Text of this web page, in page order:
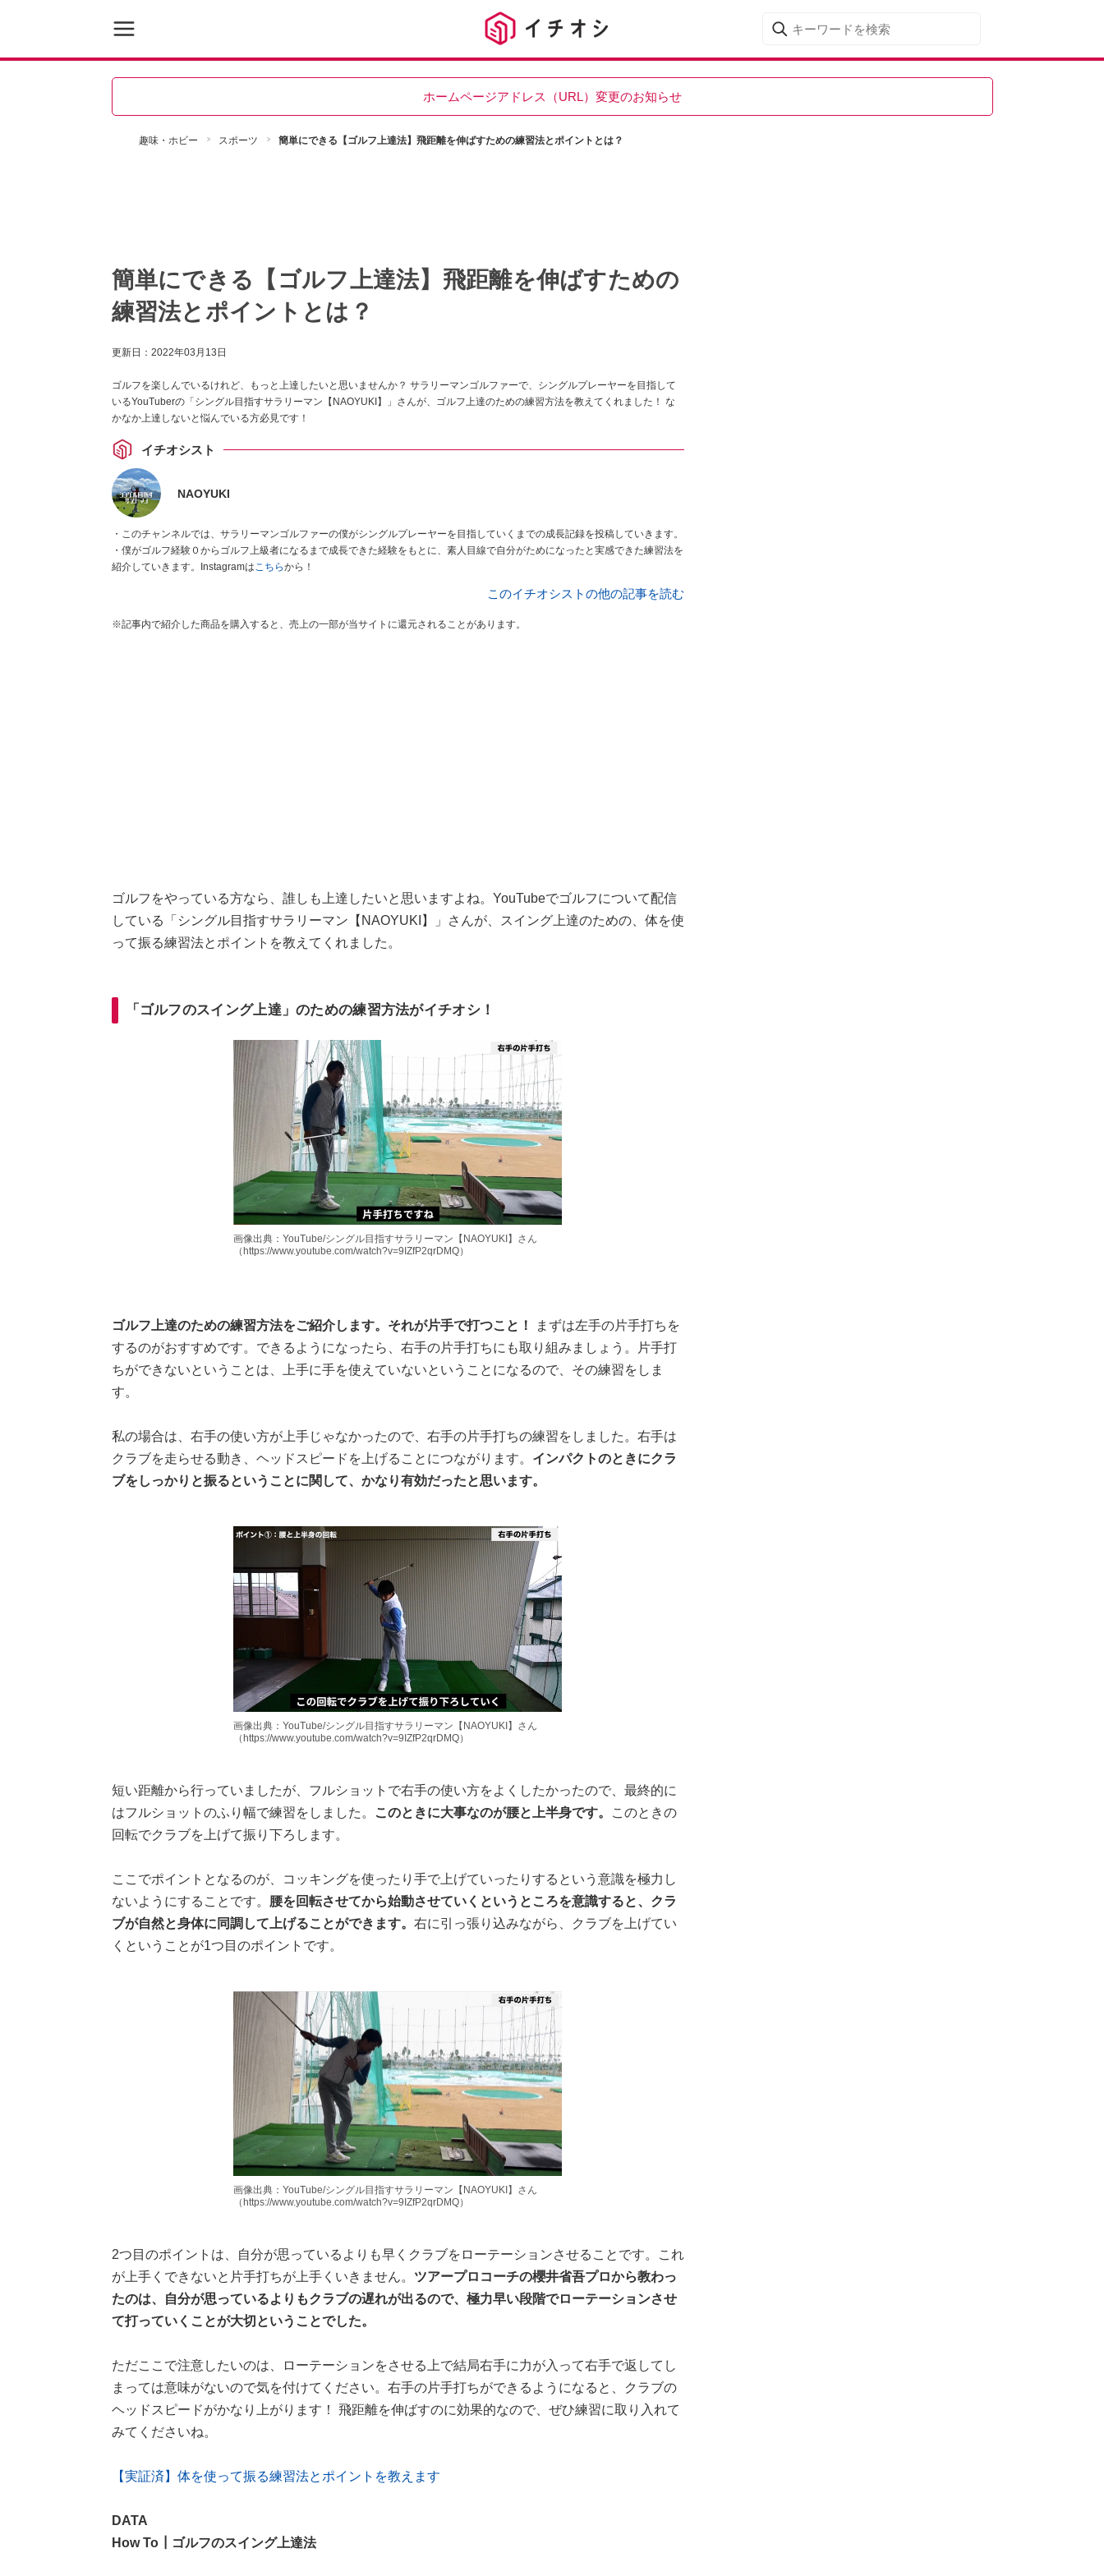
ホームページアドレス（URL）変更のお知らせ
趣味・ホビー スポーツ 簡単にできる【ゴルフ上達法】飛距離を伸ばすための練習法とポイントとは？
簡単にできる【ゴルフ上達法】飛距離を伸ばすための
練習法とポイントとは？
更新日： 2022年03月13日
ゴルフを楽しんでいるけれど、もっと上達したいと思いませんか？ サラリーマンゴルファーで、シングルプレーヤーを目指して
いるYouTuberの「シングル目指すサラリーマン【NAOYUKI】」さんが、ゴルフ上達のための練習方法を教えてくれました！ な
かなか上達しないと悩んでいる方必見です！
イチオシスト
NAOYUKI
・このチャンネルでは、サラリーマンゴルファーの僕がシングルプレーヤーを目指していくまでの成長記録を投稿していきます。
・僕がゴルフ経験０からゴルフ上級者になるまで成長できた経験をもとに、素人目線で自分がためになったと実感できた練習法を
紹介していきます。Instagramはこちらから！
このイチオシストの他の記事を読む
※記事内で紹介した商品を購入すると、売上の一部が当サイトに還元されることがあります。
ゴルフをやっている方なら、誰しも上達したいと思いますよね。YouTubeでゴルフについて配信
している「シングル目指すサラリーマン【NAOYUKI】」さんが、スイング上達のための、体を使
って振る練習法とポイントを教えてくれました。
「ゴルフのスイング上達」のための練習方法がイチオシ！
画像出典：YouTube/シングル目指すサラリーマン【NAOYUKI】さん
（https://www.youtube.com/watch?v=9IZfP2qrDMQ）
ゴルフ上達のための練習方法をご紹介します。それが片手で打つこと！
まずは左手の片手打ちを
するのがおすすめです。できるようになったら、右手の片手打ちにも取り組みましょう。片手打
ちができないということは、上手に手を使えていないということになるので、その練習をしま
す。
私の場合は、右手の使い方が上手じゃなかったので、右手の片手打ちの練習をしました。右手は
クラブを走らせる動き、ヘッドスピードを上げることにつながります。 インパクトのときにクラ
ブをしっかりと振るということに関して、かなり有効だったと思います。
画像出典：YouTube/シングル目指すサラリーマン【NAOYUKI】さん
（https://www.youtube.com/watch?v=9IZfP2qrDMQ）
短い距離から行っていましたが、フルショットで右手の使い方をよくしたかったので、最終的に
はフルショットのふり幅で練習をしました。
このときに大事なのが腰と上半身です。
このときの
回転でクラブを上げて振り下ろします。
ここでポイントとなるのが、コッキングを使ったり手で上げていったりするという意識を極力し
ないようにすることです。 腰を回転させてから始動させていくというところを意識すると、クラ
ブが自然と身体に同調して上げることができます。 右に引っ張り込みながら、クラブを上げてい
くということが1つ目のポイントです。
画像出典：YouTube/シングル目指すサラリーマン【NAOYUKI】さん
（https://www.youtube.com/watch?v=9IZfP2qrDMQ）
2つ目のポイントは、自分が思っているよりも早くクラブをローテーションさせることです。これ
が上手くできないと片手打ちが上手くいきません。 ツアープロコーチの櫻井省吾プロから教わっ
たのは、自分が思っているよりもクラブの遅れが出るので、極力早い段階でローテーションさせ
て打っていくことが大切ということでした。
ただここで注意したいのは、ローテーションをさせる上で結局右手に力が入って右手で返してし
まっては意味がないので気を付けてください。右手の片手打ちができるようになると、クラブの
ヘッドスピードがかなり上がります！ 飛距離を伸ばすのに効果的なので、ぜひ練習に取り入れて
みてくださいね。
【実証済】体を使って振る練習法とポイントを教えます
DATA
How To┃ゴルフのスイング上達法